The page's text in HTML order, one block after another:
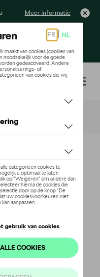
Meer informatie
navigation
Smartphonehoesjes